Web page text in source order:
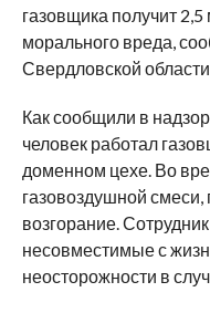
газовщика получит
морального вреда,
Свердловской
Как сообщили в
человек работал
доменном цехе. Во
газовоздушной смеси,
возгорание.
несовместимые с
неосторожности в